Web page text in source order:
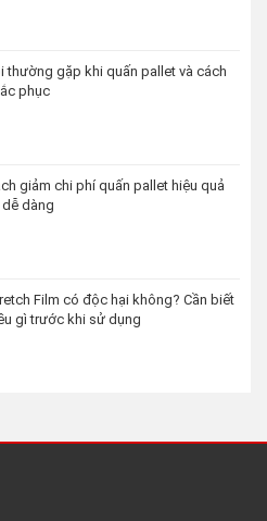
thường gặp khi quấn pallet và cách
phục
giảm chi phí quấn pallet hiệu quả
dễ dàng
Film có độc hại không? Cần biết
gì trước khi sử dụng